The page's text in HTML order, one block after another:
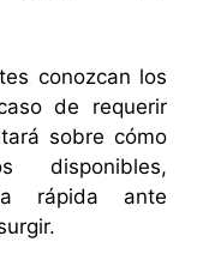
conozcan los
de requerir
sobre cómo
disponibles,
rápida ante